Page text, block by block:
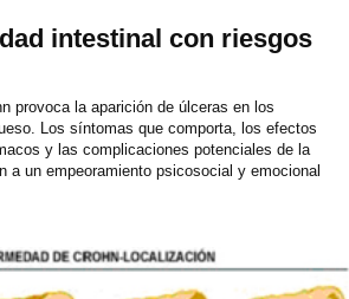
intestinal con riesgos
provoca la aparición de úlceras en los
Los síntomas que comporta, los efectos
y las complicaciones potenciales de la
a un empeoramiento psicosocial y emocional